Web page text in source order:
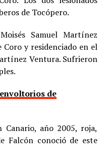
de Tocópero.
Samuel Martínez
y residenciado en el
Ventura. Sufrieron
de
año 2005, roja,
Falcón conoció de este